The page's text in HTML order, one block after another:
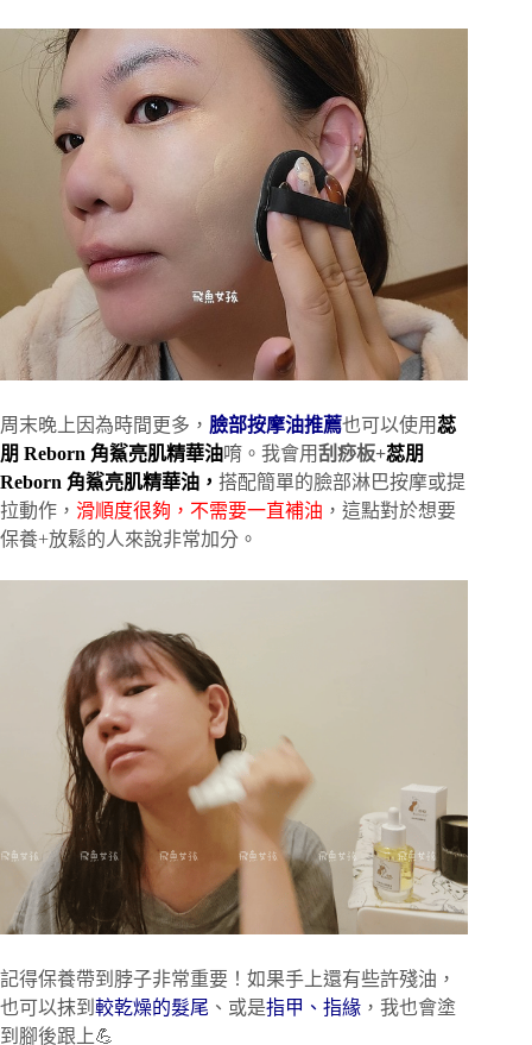
周末晚上因為時間更多， 臉部按摩油推薦也可以使用 蕊
朋 Reborn 角鯊亮肌精華油唷。我會用刮痧板+蕊朋
Reborn 角鯊亮肌精華油， 搭配簡單的臉部淋巴按摩或提
拉動作， 滑順度很夠，不需要一直補油 ，這點對於想要
保養+放鬆的人來說非常加分。
記得保養帶到脖子非常重要！如果手上還有些許殘油，
也可以抹到 較乾燥的髮尾 、或是指甲、指緣 ，我也會塗
到腳後跟上💪